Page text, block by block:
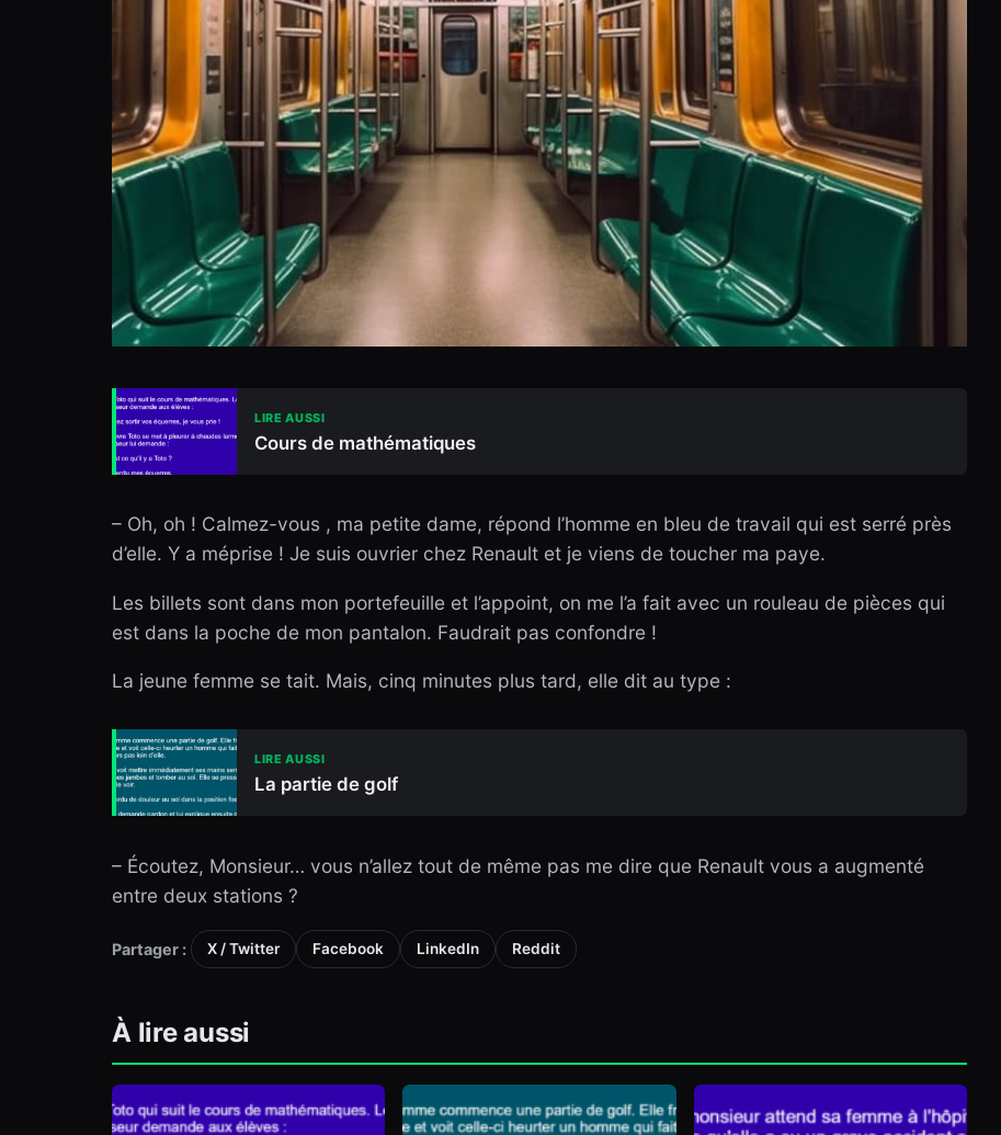
LIRE AUSSI
Cours de mathématiques
– Oh, oh ! Calmez-vous , ma petite dame, répond l’homme en bleu de travail qui est serré près
d’elle. Y a méprise ! Je suis ouvrier chez Renault et je viens de toucher ma paye.
Les billets sont dans mon portefeuille et l’appoint, on me l’a fait avec un rouleau de pièces qui
est dans la poche de mon pantalon. Faudrait pas confondre !
La jeune femme se tait. Mais, cinq minutes plus tard, elle dit au type :
LIRE AUSSI
La partie de golf
– Écoutez, Monsieur… vous n’allez tout de même pas me dire que Renault vous a augmenté
entre deux stations ?
Partager : X / Twitter Facebook LinkedIn Reddit
À lire aussi